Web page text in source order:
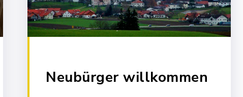
Neubürger willkommen